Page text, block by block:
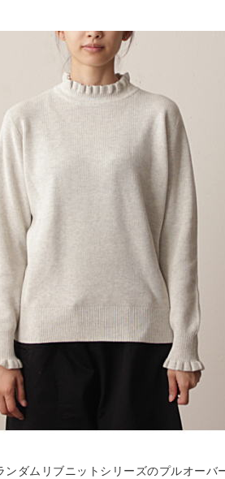
ンダムリブニットシリーズのプルオーバ